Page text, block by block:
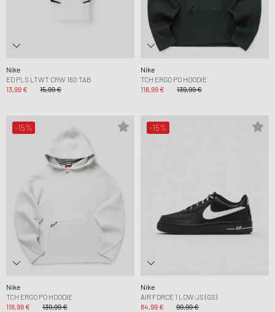
Nike
ED PLS LTWT CRW 160 TAB
13,99 €
15,99 €
Nike
TCH ERGO PO HOODIE
118,99 €
139,99 €
-15%
Nike
TCH ERGO PO HOODIE
118,99 €
139,99 €
-15%
Nike
AIR FORCE 1 LOW JS (GS)
84,99 €
99,99 €